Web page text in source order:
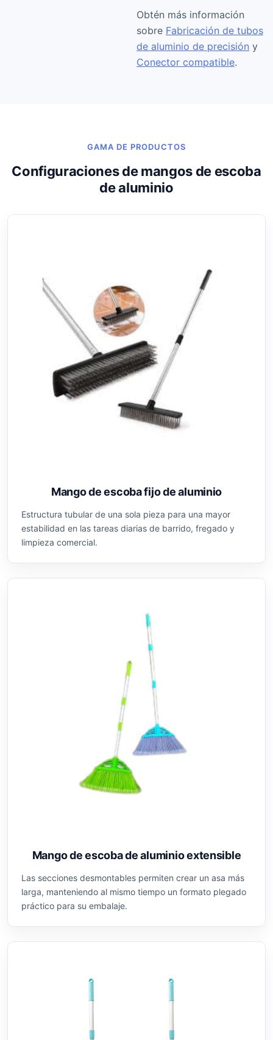
Obtén más información
sobre Fabricación de tubos
de aluminio de precisión y
Conector compatible.
GAMA DE PRODUCTOS
Configuraciones de mangos de escoba
de aluminio
Mango de escoba fijo de aluminio
Estructura tubular de una sola pieza para una mayor
estabilidad en las tareas diarias de barrido, fregado y
limpieza comercial.
Mango de escoba de aluminio extensible
Las secciones desmontables permiten crear un asa más
larga, manteniendo al mismo tiempo un formato plegado
práctico para su embalaje.